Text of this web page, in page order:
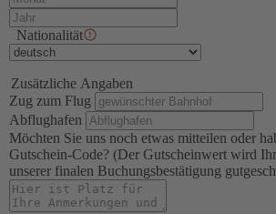
Nationalität
Zusätzliche Angaben
Zug zum Flug
Abflughafen
Möchten Sie uns noch etwas mitteilen oder
Gutschein-Code? (Der Gutscheinwert wird
unserer finalen Buchungsbestätigung